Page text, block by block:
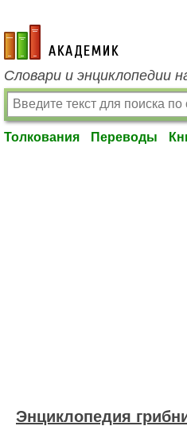
academic.ru
Словари и энциклопедии
Толкования Переводы
Энциклопедия